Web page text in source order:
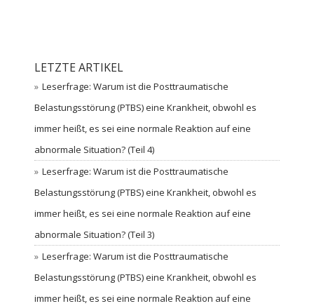
LETZTE ARTIKEL
Leserfrage: Warum ist die Posttraumatische
Belastungsstörung (PTBS) eine Krankheit, obwohl es
immer heißt, es sei eine normale Reaktion auf eine
abnormale Situation? (Teil 4)
Leserfrage: Warum ist die Posttraumatische
Belastungsstörung (PTBS) eine Krankheit, obwohl es
immer heißt, es sei eine normale Reaktion auf eine
abnormale Situation? (Teil 3)
Leserfrage: Warum ist die Posttraumatische
Belastungsstörung (PTBS) eine Krankheit, obwohl es
immer heißt, es sei eine normale Reaktion auf eine